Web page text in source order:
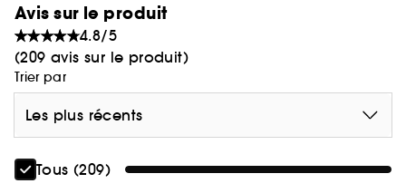
Avis sur le produit
4.8/5
(209 avis sur le produit)
Trier par
Les plus récents
Tous (209)